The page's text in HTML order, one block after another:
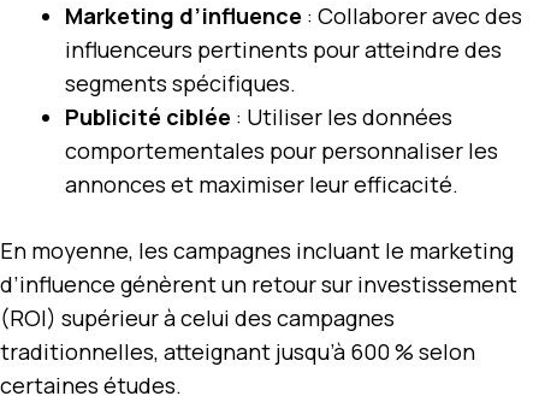
Marketing d’influence : Collaborer avec des
influenceurs pertinents pour atteindre des
segments spécifiques.
Publicité ciblée : Utiliser les données
comportementales pour personnaliser les
annonces et maximiser leur efficacité.
En moyenne, les campagnes incluant le marketing
d’influence génèrent un retour sur investissement
(ROI) supérieur à celui des campagnes
traditionnelles, atteignant jusqu’à 600 % selon
certaines études.